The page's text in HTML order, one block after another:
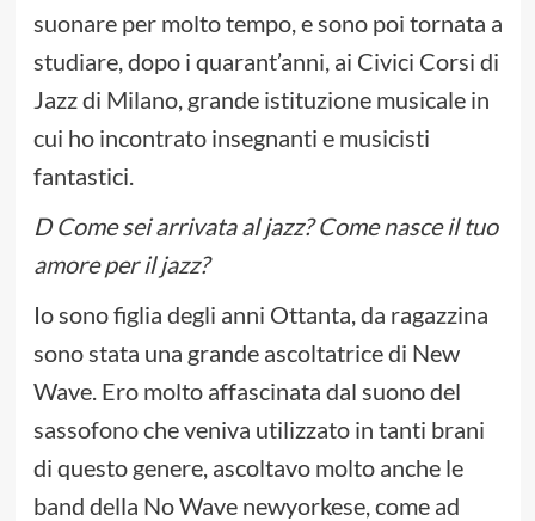
suonare per molto tempo, e sono poi tornata a
studiare, dopo i quarant’anni, ai Civici Corsi di
Jazz di Milano, grande istituzione musicale in
cui ho incontrato insegnanti e musicisti
fantastici.
D Come sei arrivata al jazz? Come nasce il tuo
amore per il jazz?
Io sono figlia degli anni Ottanta, da ragazzina
sono stata una grande ascoltatrice di New
Wave. Ero molto affascinata dal suono del
sassofono che veniva utilizzato in tanti brani
di questo genere, ascoltavo molto anche le
band della No Wave newyorkese, come ad